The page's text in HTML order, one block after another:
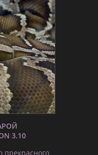
3.10
прекрасного